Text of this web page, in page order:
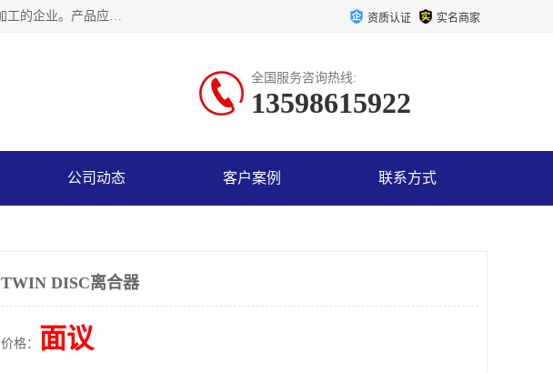
河南大林橡胶通信器材有限公司是一个专注于各种橡胶件、离合器及配件、泥浆泵及配件等产品设计制造和加工的企业。产品应用于矿山、冶金、石油、钢铁、化工、水泥、船舶、造纸、通用机械等各种大功率机械传动或制动装置。 资质认证 实名商家
全国服务咨询热线:
13598615922
公司动态 客户案例 联系方式
TWIN DISC离合器
价格： 面议